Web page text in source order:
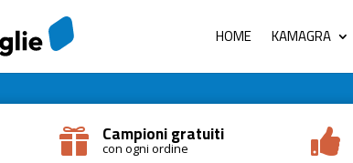
HOME KAMAGRA
 Campioni gratuiti
con ogni ordine 